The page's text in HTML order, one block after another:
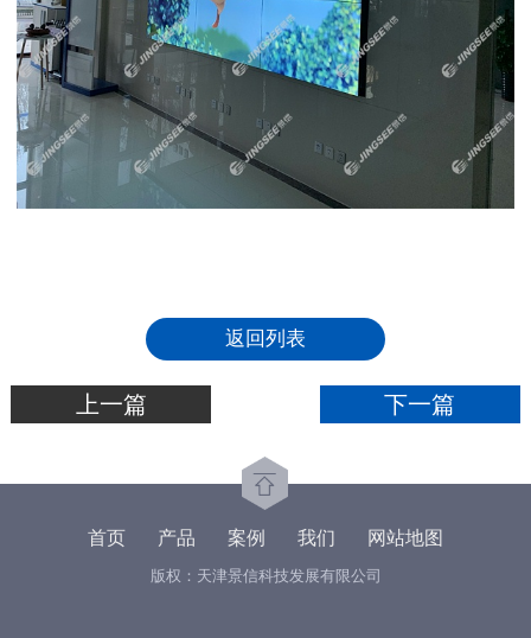
返回列表
上一篇 下一篇
首页 产品 案例 我们 网站地图
版权：天津景信科技发展有限公司